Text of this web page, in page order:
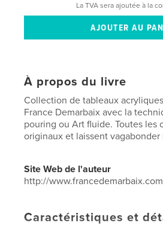
La TVA sera ajoutée à la
À propos du livre
Collection de tableaux
France Demarbaix avec la
pouring ou Art fluide. Toutes les
originaux et laissent
Site Web de l'auteur
http://www.francedemarbaix.com
Caractéristiques et